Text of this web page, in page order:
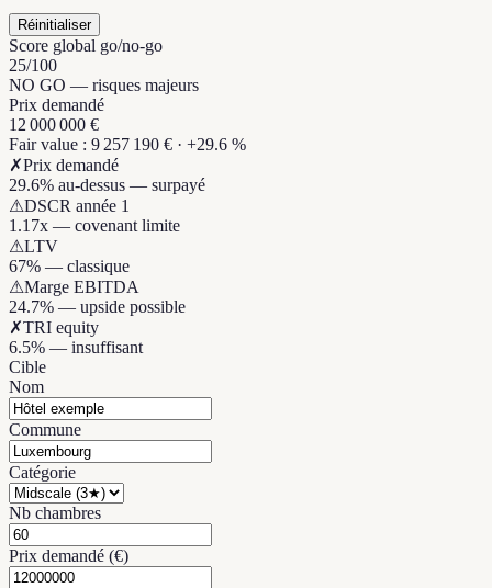
Réinitialiser
Score global go/no-go
25/100
NO GO — risques majeurs
Prix demandé
12 000 000 €
Fair value : 9 257 190 € · +29.6 %
✗Prix demandé
29.6% au-dessus — surpayé
⚠DSCR année 1
1.17x — covenant limite
⚠LTV
67% — classique
⚠Marge EBITDA
24.7% — upside possible
✗TRI equity
6.5% — insuffisant
Cible
Nom
Commune
Catégorie
Nb chambres
Prix demandé (€)